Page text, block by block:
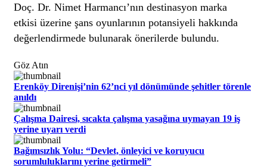
Doç. Dr. Nimet Harmancı’nın destinasyon marka
etkisi üzerine şans oyunlarının potansiyeli hakkında
değerlendirmede bulunarak önerilerde bulundu.
Göz Atın
Erenköy Direnişi’nin 62’nci yıl dönümünde şehitler törenle
anıldı
Çalışma Dairesi, sıcakta çalışma yasağına uymayan 19 iş
yerine uyarı verdi
Bağımsızlık Yolu: “Devlet, önleyici ve koruyucu
sorumluluklarını yerine getirmeli”